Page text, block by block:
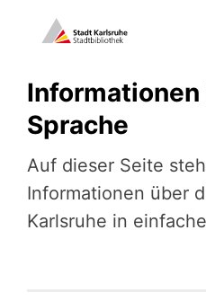
Sprache
Auf dieser Seite
Informationen über
Karlsruhe in